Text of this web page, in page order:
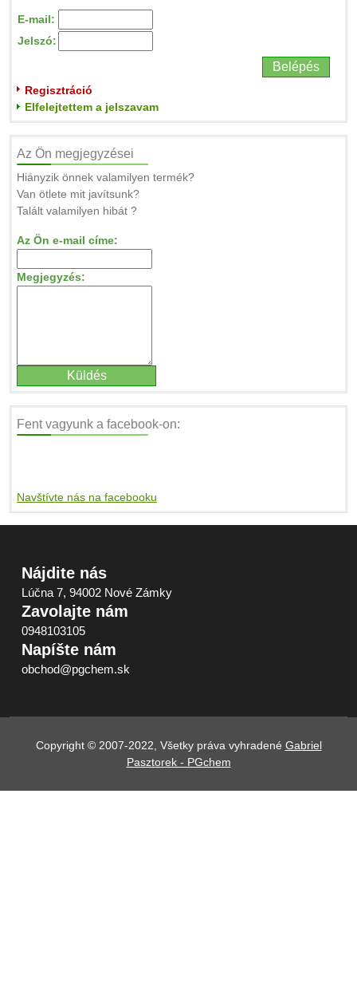
E-mail:
Jelszó:
Regisztráció
Elfelejtettem a jelszavam
Az Ön megjegyzései
Hiányzik önnek valamilyen termék?
Van ötlete mit javítsunk?
Talált valamilyen hibát ?
Az Ön e-mail címe:
Megjegyzés:
Fent vagyunk a facebook-on:
Navštívte nás na facebooku
Nájdite nás
Lúčna 7, 94002 Nové Zámky
Zavolajte nám
0948103105
Napíšte nám
obchod@pgchem.sk
Copyright © 2007-2022, Všetky práva vyhradené Gabriel
Pasztorek - PGchem